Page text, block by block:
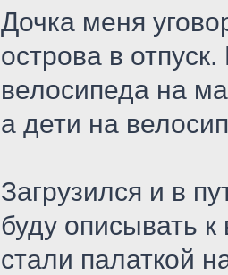
Дочка меня
острова в
велосипеда на
а дети на
Загрузился и в
буду описывать
стали палаткой